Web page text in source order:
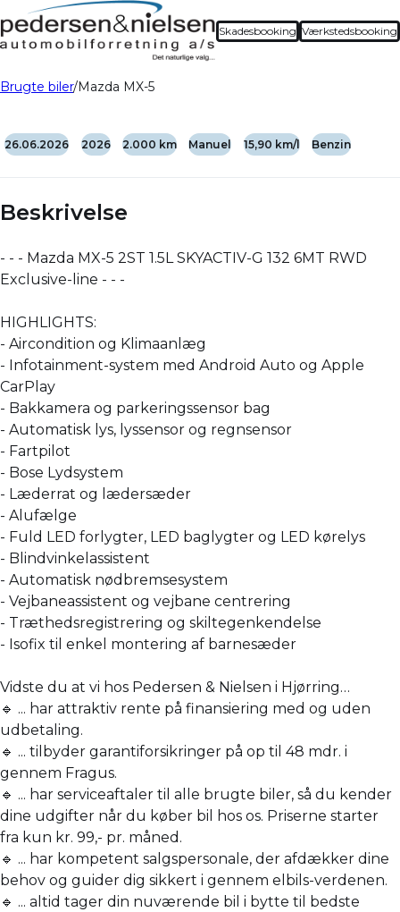
Skadesbooking Værkstedsbooking
Brugte biler Mazda MX-5
26.06.2026 2026 2.000 km Manuel 15,90 km/l Benzin
Beskrivelse
- - - Mazda MX-5 2ST 1.5L SKYACTIV-G 132 6MT RWD
Exclusive-line - - -
HIGHLIGHTS:
- Aircondition og Klimaanlæg
- Infotainment-system med Android Auto og Apple
CarPlay
- Bakkamera og parkeringssensor bag
- Automatisk lys, lyssensor og regnsensor
- Fartpilot
- Bose Lydsystem
- Læderrat og lædersæder
- Alufælge
- Fuld LED forlygter, LED baglygter og LED kørelys
- Blindvinkelassistent
- Automatisk nødbremsesystem
- Vejbaneassistent og vejbane centrering
- Træthedsregistrering og skiltegenkendelse
- Isofix til enkel montering af barnesæder
Vidste du at vi hos Pedersen & Nielsen i Hjørring…
🔹 ... har attraktiv rente på finansiering med og uden
udbetaling.
🔹 ... tilbyder garantiforsikringer på op til 48 mdr. i
gennem Fragus.
🔹 ... har serviceaftaler til alle brugte biler, så du kender
dine udgifter når du køber bil hos os. Priserne starter
fra kun kr. 99,- pr. måned.
🔹 ... har kompetent salgspersonale, der afdækker dine
behov og guider dig sikkert i gennem elbils-verdenen.
🔹 ... altid tager din nuværende bil i bytte til bedste